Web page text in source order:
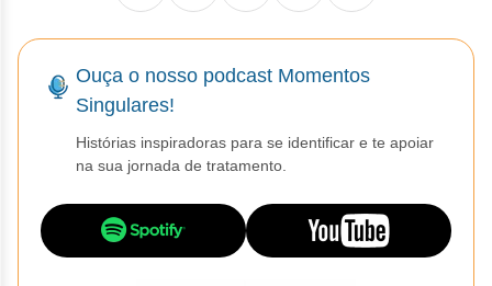
Ouça o nosso podcast Momentos
Singulares!
Histórias inspiradoras para se identificar e te apoiar
na sua jornada de tratamento.